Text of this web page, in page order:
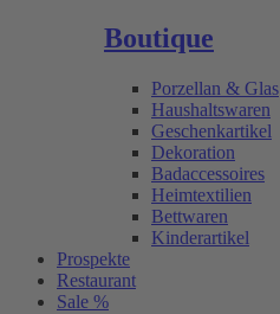
Boutique
Porzellan & Glas
Haushaltswaren
Geschenkartikel
Dekoration
Badaccessoires
Heimtextilien
Bettwaren
Kinderartikel
Prospekte
Restaurant
Sale %